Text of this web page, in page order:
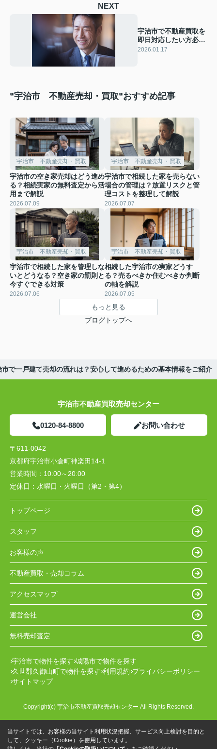
NEXT
宇治市で不動産買取を
即日対応したい方必
見！現金化を早く進め
2026.01.17
”宇治市 不動産売却・買取”おすすめ記事
宇治市 不動産売却・買取
宇治市の空き家売却はどう進め
る？相続実家の無料査定から活
用まで解説
2026.07.09
宇治市 不動産売却・買取
宇治市で相続した家を売らない
場合の管理は？放置リスクと管
理コストを整理して解説
2026.07.07
宇治市 不動産売却・買取
宇治市で相続した家を管理しな
いとどうなる？空き家の罰則と
今すぐできる対策
2026.07.06
宇治市 不動産売却・買取
相続した宇治市の実家どうす
る？売るべきか住むべきか判断
の軸を解説
2026.07.05
もっと見る
ブログトップへ
市で一戸建て売却の流れは？安心して進めるための基本情報をご紹介
宇治市不動産買取売却センター
0120-84-8800 お問い合わせ
〒611-0042
京都府宇治市小倉町神楽田14-1
営業時間： 10:00～20:00
定休日： 水曜日・火曜日（第2・第4）
トップページ
スタッフ
お客様の声
不動産買取・売却コラム
アクセスマップ
運営会社
無料売却査定
宇治市で物件を探す 城陽市で物件を探す
久世郡久御山町で物件を探す 利用規約 プライバシーポリシー
サイトマップ
Copyright(c) 宇治市不動産買取売却センター All Rights Reserved.
当サイトでは、お客様の当サイト利用状況把握、サービス向上検討を目的と
して、クッキー（Cookie）を使用しています。